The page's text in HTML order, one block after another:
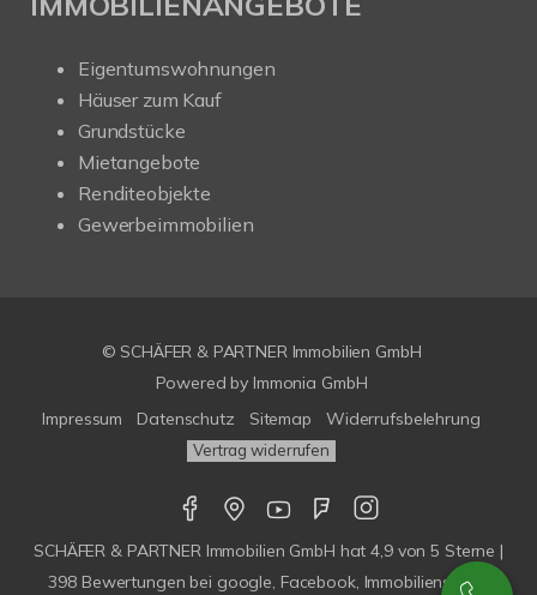
Eigentumswohnungen
Häuser zum Kauf
Grundstücke
Mietangebote
Renditeobjekte
Gewerbeimmobilien
© SCHÄFER & PARTNER Immobilien GmbH
Powered by Immonia GmbH
Impressum
Datenschutz Sitemap Widerrufsbelehrung
Vertrag widerrufen
SCHÄFER & PARTNER Immobilien GmbH hat4,9von5 Sterne |
398 Bewertungen bei google, Facebook, Immobilienscout,